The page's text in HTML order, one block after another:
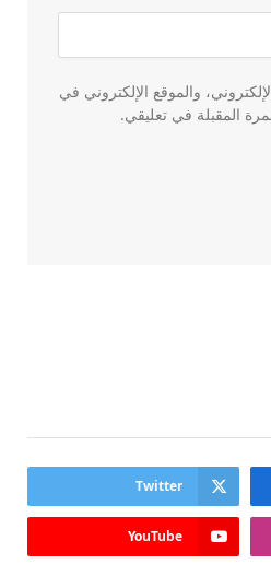
والموقع الإلكتروني في
المقبلة في تعليقي.
Twitter
YouTube